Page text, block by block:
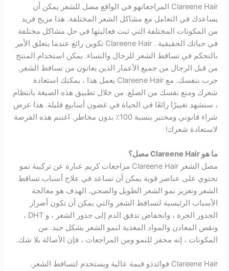
Clareene Hair المراجعاتهو في الواقع مصل للشعر يمكن أن
يساعدك في التعامل مع مشاكل الشعر المختلفة. هذا مزيج فريد
من المكونات المختلفة التي ثبت فعاليتها في حل مشاكل مختلفة
في حياتك الحقيقية . Clareene Hair تكوين رائع عندما يتعلق الأمر
بالتحكم في تساقط الشعر للرجال والنساء. يمكن استخدام المنتج
من قبل الرجال من جميع الأعمار الذين يعانون من تساقط الشعر.
جرب بنفسك. مع Clareene Hair يعمل هذا ، يمكنك استعادة
شعرك ومنع نفسك من الصلع. من خلال تطبيق هذه الصيغة بانتظام
، ستشهد تغييرًا رائعًا في الحياة في غضون أسابيع قليلة. هذا عرض
شراء قانوني ومختبر بنسبة 100٪ بدون مخاطر. اغتنم هذه الفرصة
لاستعادة شعرك!
ما هو Clareene Hair مصل؟
مصل الشعر Clareene Hair مراجعات كريم عبارة عن تركيبة نمو
تحتوي على عناصر قوية يمكن أن تساعد في علاج أسباب تساقط
الشعر وتعزيز نمو الشعر الطويل والصحي. الهدف هو معالجة
الأسباب الرئيسية لتساقط الشعر والتي يمكن أن تكون أضرار
الجذور الحرة ، وانخفاض تدفق الدم إلى جذور الشعر ، و DHT ،
ونقص المعادن والمواد المغذية لنمو الشعر بشكل جيد. من
المكونات ، إنه محفز للنمو ومن المراجعات ، فإن الأصالة بلا شك.
Clareene Hair فوائدذو قيمة عالية ويستخدم لتساقط الشعر.